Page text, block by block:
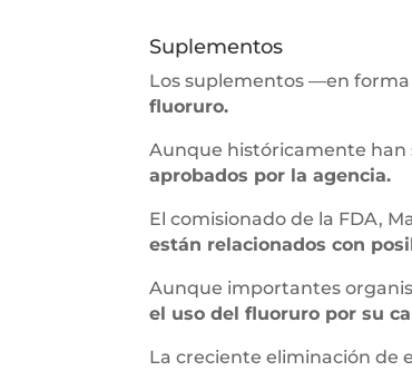
Suplementos
Los suplementos —en
fluoruro.
Aunque históricamente han
aprobados por la agencia.
El comisionado de la FDA,
están relacionados con
Aunque importantes
el uso del fluoruro por su
La creciente eliminación de